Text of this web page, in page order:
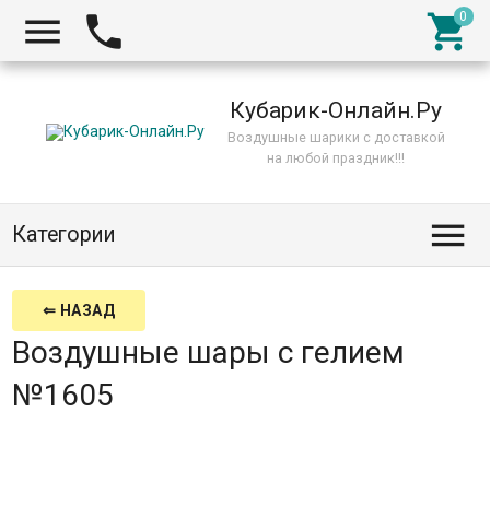
  
Кубарик-Онлайн.Ру
Воздушные шарики с доставкой
на любой праздник!!!
Категории 
⇐ НАЗАД
Воздушные шары с гелием
№1605